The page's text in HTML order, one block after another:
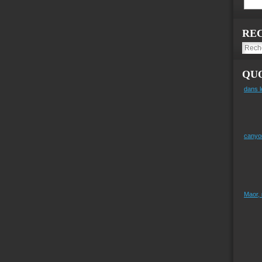
dans
Maor,